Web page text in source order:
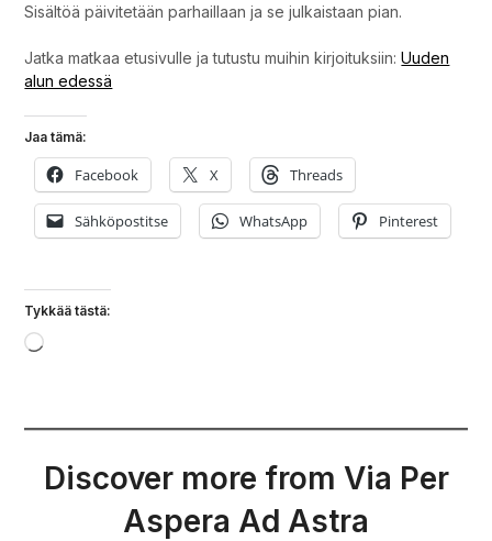
Sisältöä päivitetään parhaillaan ja se julkaistaan pian.
Jatka matkaa etusivulle ja tutustu muihin kirjoituksiin:Uuden
alun edessä
Jaa tämä:
Facebook X Threads
Sähköpostitse WhatsApp Pinterest
Tykkää tästä:
Loading…
Discover more from Via Per
Aspera Ad Astra